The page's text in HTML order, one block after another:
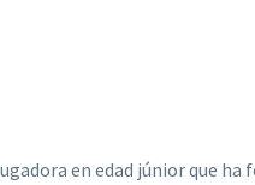
en edad júnior que